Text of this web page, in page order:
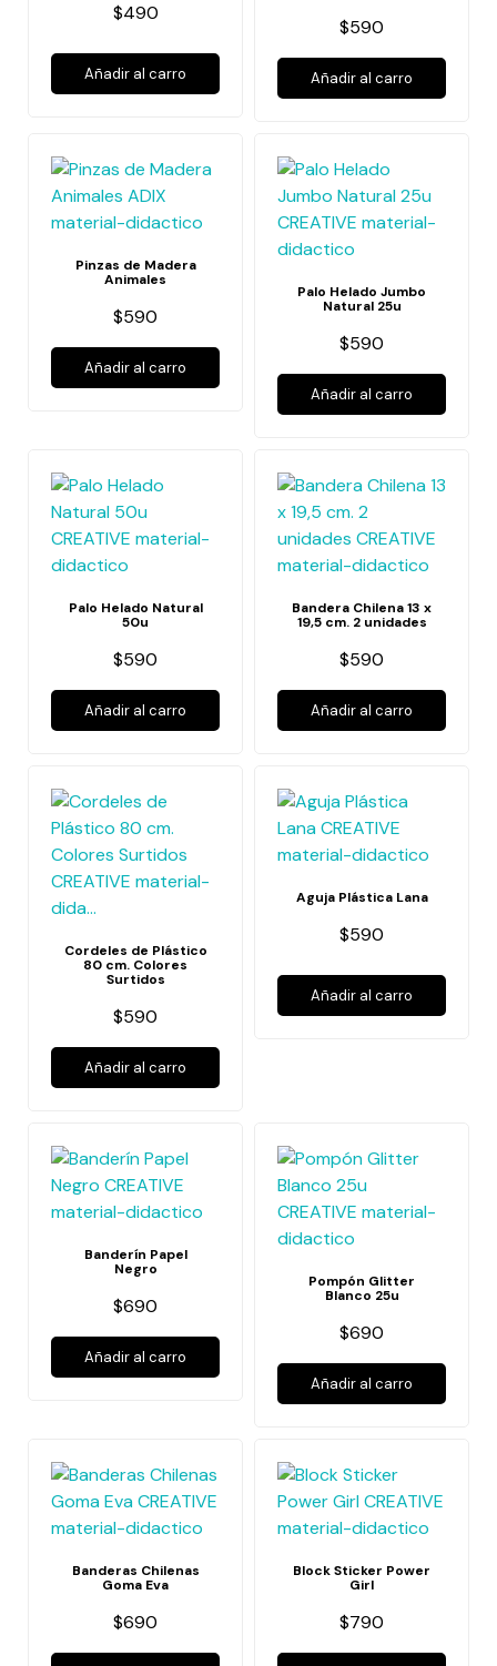
$490
Añadir al carro
$590
Añadir al carro
Pinzas de Madera
Animales
$590
Añadir al carro
Palo Helado Jumbo
Natural 25u
$590
Añadir al carro
Palo Helado Natural
50u
$590
Añadir al carro
Bandera Chilena 13 x
19,5 cm. 2 unidades
$590
Añadir al carro
Cordeles de Plástico
80 cm. Colores
Surtidos
$590
Añadir al carro
Aguja Plástica Lana
$590
Añadir al carro
Banderín Papel
Negro
$690
Añadir al carro
Pompón Glitter
Blanco 25u
$690
Añadir al carro
Banderas Chilenas
Goma Eva
$690
Block Sticker Power
Girl
$790